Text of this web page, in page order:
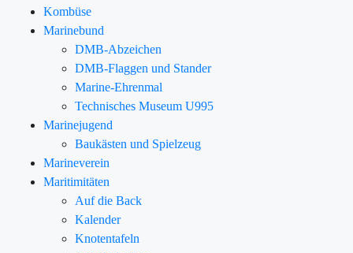
Kombüse
Marinebund
DMB-Abzeichen
DMB-Flaggen und Stander
Marine-Ehrenmal
Technisches Museum U995
Marinejugend
Baukästen und Spielzeug
Marineverein
Maritimitäten
Auf die Back
Kalender
Knotentafeln